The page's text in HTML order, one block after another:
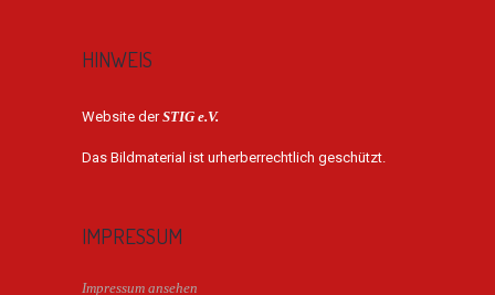
HINWEIS
Website derSTIG e.V.
Das Bildmaterial ist urherberrechtlich geschützt.
IMPRESSUM
Impressum ansehen